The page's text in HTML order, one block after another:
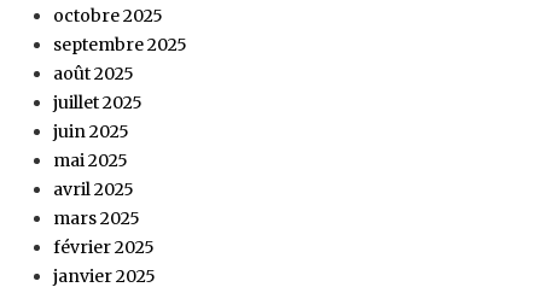
octobre 2025
septembre 2025
août 2025
juillet 2025
juin 2025
mai 2025
avril 2025
mars 2025
février 2025
janvier 2025